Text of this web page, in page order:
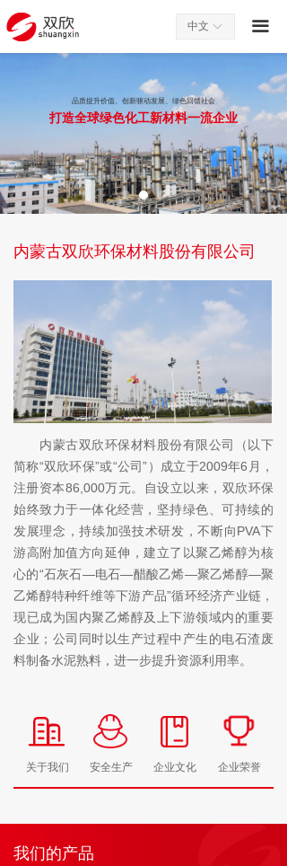
끀
ꀅ
中文
品质提升价值、创新驱动发展、绿色回馈社会
打造全球绿色化工新材料一流企业
内蒙古双欣环保材料股份有限公司
内蒙古双欣环保材料股份有限公司（以下
简称“双欣环保”或“公司”）成立于2009年6月，
注册资本86,000万元。自设立以来，双欣环保
始终致力于一体化经营，坚持绿色、可持续的
发展理念，持续加强技术研发，不断向PVA下
游高附加值方向延伸，建立了以聚乙烯醇为核
心的“石灰石—电石—醋酸乙烯—聚乙烯醇—聚
乙烯醇特种纤维等下游产品”循环经济产业链，
现已成为国内聚乙烯醇及上下游领域内的重要
企业；公司同时以生产过程中产生的电石渣废
料制备水泥熟料，进一步提升资源利用率。
关于我们 安全生产 企业文化 企业荣誉
我们的产品